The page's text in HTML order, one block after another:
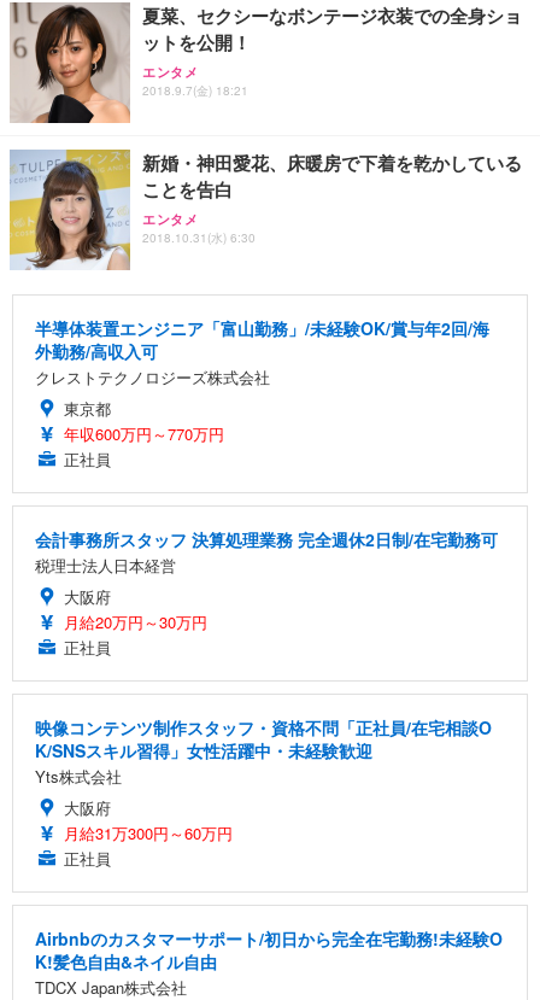
夏菜、セクシーなボンテージ衣装での全身ショ
ットを公開！
エンタメ
2018.9.7(金) 18:21
新婚・神田愛花、床暖房で下着を乾かしている
ことを告白
エンタメ
2018.10.31(水) 6:30
半導体装置エンジニア「富山勤務」/未経験OK/賞与年2回/海
外勤務/高収入可
クレストテクノロジーズ株式会社
東京都
年収600万円～770万円
正社員
会計事務所スタッフ 決算処理業務 完全週休2日制/在宅勤務可
税理士法人日本経営
大阪府
月給20万円～30万円
正社員
映像コンテンツ制作スタッフ・資格不問「正社員/在宅相談O
K/SNSスキル習得」女性活躍中・未経験歓迎
Yts株式会社
大阪府
月給31万300円～60万円
正社員
Airbnbのカスタマーサポート/初日から完全在宅勤務!未経験O
K!髪色自由&ネイル自由
TDCX Japan株式会社